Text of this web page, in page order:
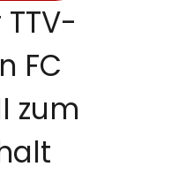
FC
zum